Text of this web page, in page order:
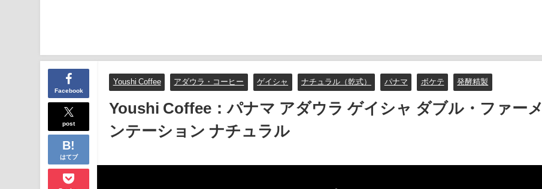
Facebook
post
はてブ
Youshi Coffee アダウラ・コーヒー ゲイシャ ナチュラル（乾式） パナマ ボケテ 発酵精製
Youshi Coffee：パナマ アダウラ ゲイシャ ダブル・ファーメ
ンテーション ナチュラル